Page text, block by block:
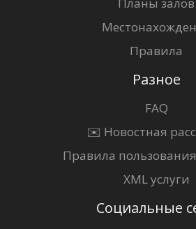
Правила
Разное
FAQ
✉️ Новостная
Правила
XML услуги
Социальные